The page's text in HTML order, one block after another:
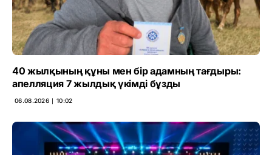
40 жылқының құны мен бір адамның тағдыры:
апелляция 7 жылдық үкімді бұзды
06.08.2026 ∣ 10:02